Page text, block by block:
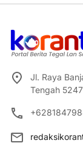
Jl. Raya
Tengah